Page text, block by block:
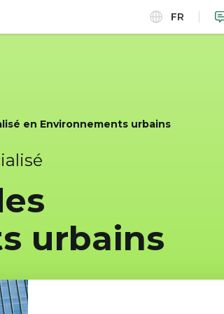
FR
en Environnements urbains
urbains